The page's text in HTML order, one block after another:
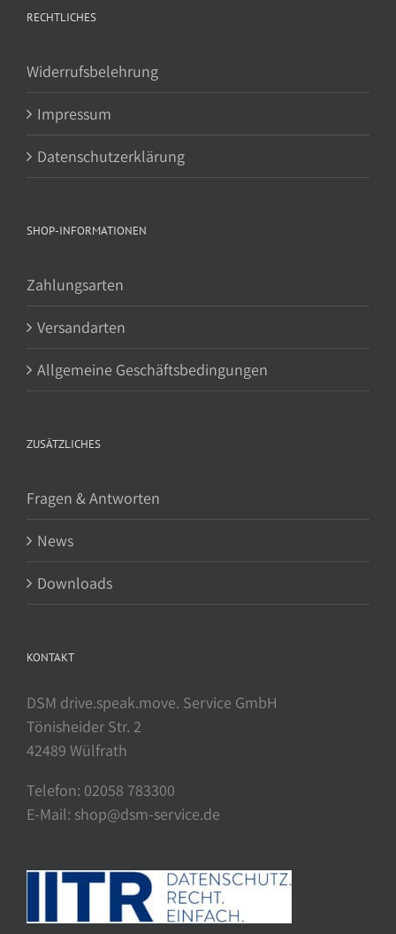
RECHTLICHES
Widerrufsbelehrung
Impressum
Datenschutzerklärung
SHOP-INFORMATIONEN
Zahlungsarten
Versandarten
Allgemeine Geschäftsbedingungen
ZUSÄTZLICHES
Fragen & Antworten
News
Downloads
KONTAKT
DSM drive.speak.move. Service GmbH
Tönisheider Str. 2
42489 Wülfrath
Telefon: 02058 783300
E-Mail: shop@dsm-service.de